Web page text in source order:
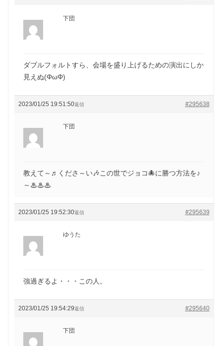
下団
ダブルフォルトすら、会場を盛り上げるための演出にしか
見えぬ(ΦωΦ)
2023/01/25 19:51:50 #295638
返信
下団
教えて～♬くださ～い🎶この世でジョコ🐙に勝つ方法を♪
～♨♨♨
2023/01/25 19:52:30 #295639
返信
ゆうた
強過ぎるよ・・・この人。
2023/01/25 19:54:29 #295640
返信
下団